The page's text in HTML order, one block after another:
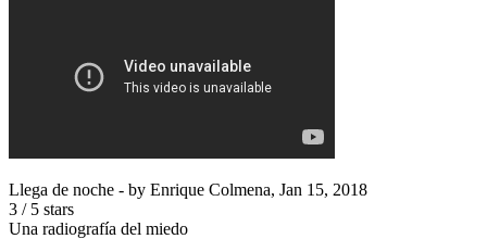
Llega de noche - by Enrique Colmena, Jan 15, 2018
3 / 5 stars
Una radiografía del miedo